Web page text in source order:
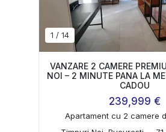
1 / 14
VANZARE 2 CAMERE
NOI – 2 MINUTE PANA LA
CADOU
239,999 €
Apartament cu 2 camere